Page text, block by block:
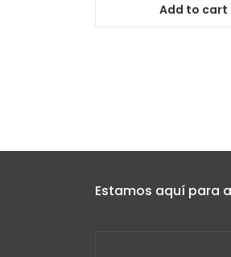
Add to cart
Estamos aquí para